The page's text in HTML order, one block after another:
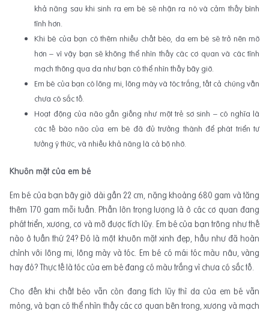
khả năng sau khi sinh ra em bé sẽ nhận ra nó và cảm thấy bình
tĩnh hơn.
Khi bé của bạn có thêm nhiều chất béo, da em bé sẽ trở nên mờ
hơn – vì vậy bạn sẽ không thể nhìn thấy các cơ quan và các tĩnh
mạch thông qua da như bạn có thể nhìn thấy bây giờ.
Em bé của bạn có lông mi, lông mày và tóc trắng, tất cả chúng vẫn
chưa có sắc tố.
Hoạt động của não gần giống như một trẻ sơ sinh – có nghĩa là
các tế bào não của em bé đã đủ trưởng thành để phát triển tư
tưởng ý thức, và nhiều khả năng là cả bộ nhớ.
Khuôn mặt của em bé
Em bé của bạn bây giờ dài gần 22 cm, nặng khoảng 680 gam và tăng
thêm 170 gam mỗi tuần. Phần lớn trọng lượng là ở các cơ quan đang
phát triển, xương, cơ và mỡ được tích lũy. Em bé của bạn trông như thế
nào ở tuần thứ 24? Đó là một khuôn mặt xinh đẹp, hầu như đã hoàn
chỉnh với lông mi, lông mày và tóc. Em bé có mái tóc màu nâu, vàng
hay đỏ? Thực tế là tóc của em bé đang có màu trắng vì chưa có sắc tố.
Cho đến khi chất béo vẫn còn đang tích lũy thì da của em bé vẫn
mỏng, và bạn có thể nhìn thấy các cơ quan bên trong, xương và mạch